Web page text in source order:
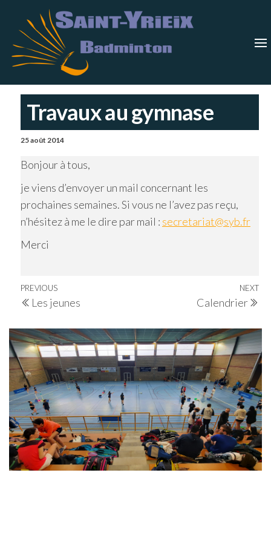
the
content
Travaux au gymnase
25 août 2014
Bonjour à tous,
je viens d’envoyer un mail concernant les
prochaines semaines. Si vous ne l’avez pas reçu,
n’hésitez à me le dire par mail : secretariat@syb.fr
Merci
Navigation
de
l’article
Previous
Post
PREVIOUS
Les jeunes
NEXT
Calendrier